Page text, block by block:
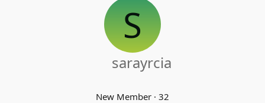
S
sarayrcia
New Member · 32